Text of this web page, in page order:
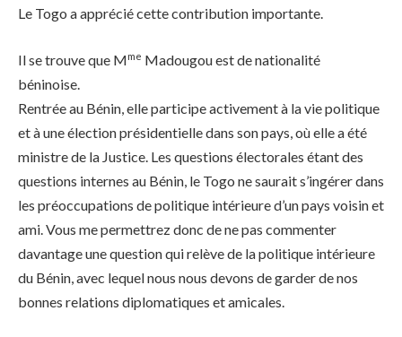
Le Togo a apprécié cette contribution importante.
Il se trouve que Mme Madougou est de nationalité
béninoise.
Rentrée au Bénin, elle participe activement à la vie politique
et à une élection présidentielle dans son pays, où elle a été
ministre de la Justice. Les questions électorales étant des
questions internes au Bénin, le Togo ne saurait s’ingérer dans
les préoccupations de politique intérieure d’un pays voisin et
ami. Vous me permettrez donc de ne pas commenter
davantage une question qui relève de la politique intérieure
du Bénin, avec lequel nous nous devons de garder de nos
bonnes relations diplomatiques et amicales.